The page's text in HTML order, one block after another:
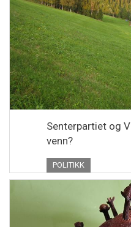
Senterpartiet og
venn?
POLITIKK